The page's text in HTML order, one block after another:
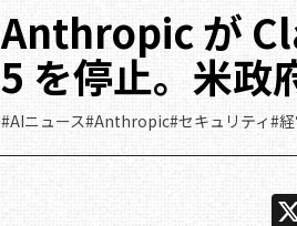
Anthropic が
5 を停止。米政
#AIニュース#Anthropic#セキュリティ#